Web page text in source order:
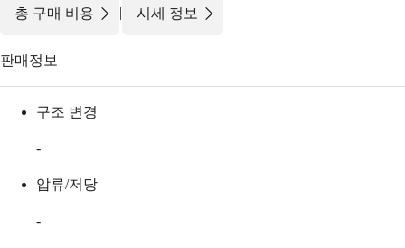
총 구매 비용 | 시세 정보
판매정보
구조 변경
-
압류/저당
-